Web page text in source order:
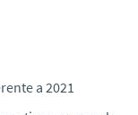
a 2021